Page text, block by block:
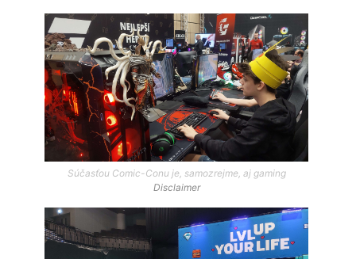
Súčasťou Comic-Conu je, samozrejme, aj gaming
Disclaimer